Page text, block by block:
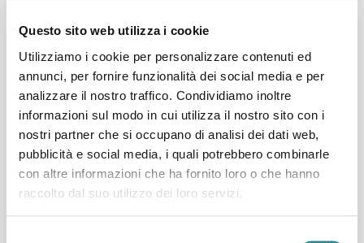
Questo sito web utilizza i cookie
Utilizziamo i cookie per personalizzare contenuti ed
annunci, per fornire funzionalità dei social media e per
analizzare il nostro traffico. Condividiamo inoltre
informazioni sul modo in cui utilizza il nostro sito con i
nostri partner che si occupano di analisi dei dati web,
pubblicità e social media, i quali potrebbero combinarle
con altre informazioni che ha fornito loro o che hanno
raccolto dal suo utilizzo dei loro servizi.
Recensioni Proprietà
No reviews found.
You need tologinin order to post a
review
san
vittore